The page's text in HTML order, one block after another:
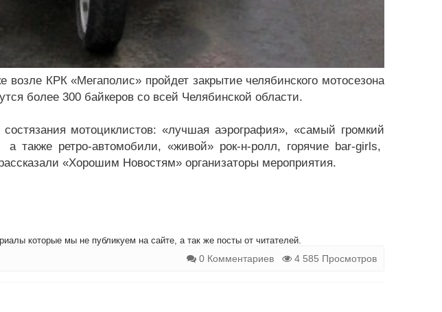
КРК «Мегаполис» пройдет закрытие челябинского мотосезона
более 300 байкеров со всей Челябинской области.
мотоциклистов: «лучшая аэрография», «самый громкий
также ретро-автомобили, «живой» рок-н-ролл, горячие bar-girls,
«Хорошим Новостям» организаторы мероприятия.
которые мы не публикуем на сайте, а так же посты от читателей.
0 Комментариев 4 585 Просмотров